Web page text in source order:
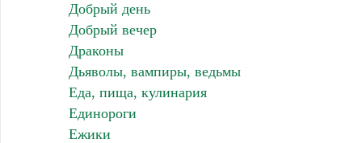
Добрый день
Добрый вечер
Драконы
Дьяволы, вампиры, ведьмы
Еда, пища, кулинария
Единороги
Ежики